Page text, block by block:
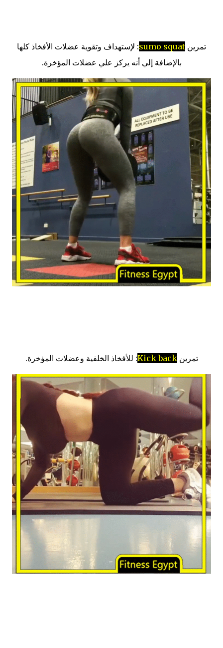
تمرينsumo squat: لإستهداف وتقوية عضلات الأفخاذ كلها
بالإضافة إلي أنه يركز علي عضلات المؤخرة.
تمرينKick back: للأفخاذ الخلفية وعضلات المؤخرة.